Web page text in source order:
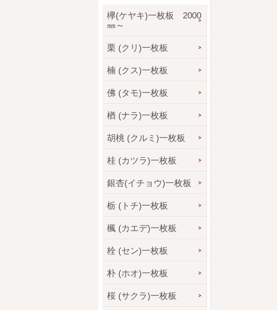
欅(ケヤキ)一枚板 2000
㎜～
栗 (クリ)一枚板
楠 (クス)一枚板
佛 (タモ)一枚板
楢 (ナラ)一枚板
胡桃 (クルミ)一枚板
桂 (カツラ)一枚板
銀杏(イチョウ)一枚板
栃 (トチ)一枚板
楓 (カエデ)一枚板
栓 (セン)一枚板
朴 (ホオ)一枚板
桜 (サクラ)一枚板